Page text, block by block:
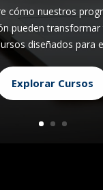
cómo nuestros
pueden
diseñados para
Explorar Cursos